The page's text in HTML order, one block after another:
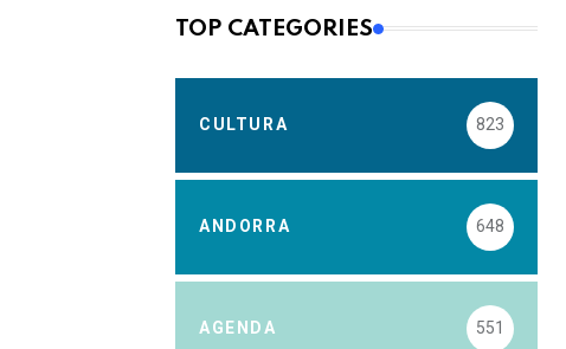
TOP CATEGORIES
CULTURA 823
ANDORRA 648
AGENDA 551